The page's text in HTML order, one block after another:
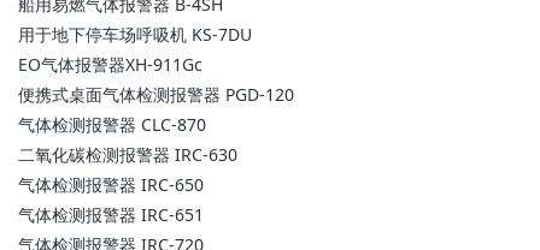
用于地下停车场呼吸机 KS-7DU
EO气体报警器XH-911Gc
便携式桌面气体检测报警器 PGD-120
气体检测报警器 CLC-870
二氧化碳检测报警器 IRC-630
气体检测报警器 IRC-650
气体检测报警器 IRC-651
气体检测报警器 IRC-720